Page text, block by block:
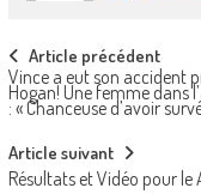
Post
navigation
Article précédent
Vince a eut son accident
Hogan! Une femme dans
: « Chanceuse d’avoir
Article suivant
Résultats et Vidéo pour